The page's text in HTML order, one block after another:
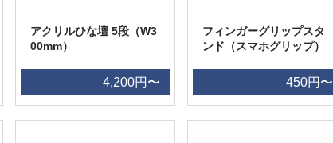
アクリルひな壇 5段（W3
00mm）
4,200円〜
フィンガーグリップスタ
ンド（スマホグリップ）
450円〜